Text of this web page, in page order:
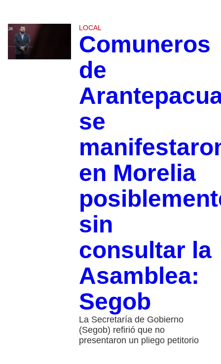
LOCAL
Comuneros
de
se
en Morelia
sin
consultar la
Asamblea:
Segob
La Secretaría de Gobierno
(Segob) refirió que no
presentaron un pliego petitorio